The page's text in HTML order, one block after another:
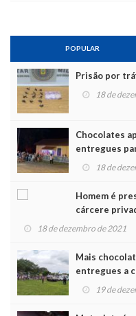
POPULAR
Prisão por
18 de
Chocolates
entregues
Noel 18 de
Homem é
cárcere
18 de dezembro de 2021
Mais
entregues a
19 de